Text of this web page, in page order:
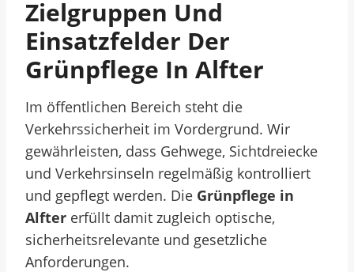
Zielgruppen Und
Einsatzfelder Der
Grünpflege In Alfter
Im öffentlichen Bereich steht die
Verkehrssicherheit im Vordergrund. Wir
gewährleisten, dass Gehwege, Sichtdreiecke
und Verkehrsinseln regelmäßig kontrolliert
und gepflegt werden. Die Grünpflege in
Alfter erfüllt damit zugleich optische,
sicherheitsrelevante und gesetzliche
Anforderungen.